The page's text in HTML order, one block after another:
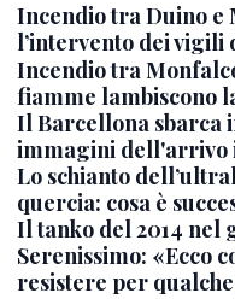
Incendio tra Duino e
l’intervento dei vigili
Incendio tra
fiamme lambiscono
Il Barcellona sbarca
immagini dell'arrivo
Lo schianto
quercia: cosa è
Il tanko del 2014 nel
Serenissimo: «Ecco
resistere per